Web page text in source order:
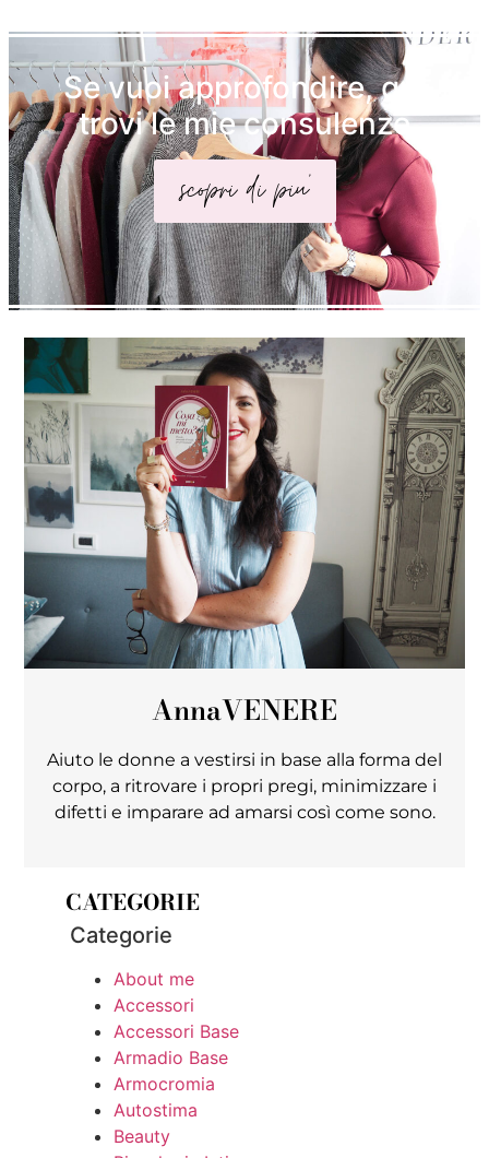
Se vuoi approfondire, qui
trovi le mie consulenze
scopri di piu'
AnnaVENERE
Aiuto le donne a vestirsi in base alla forma del
corpo, a ritrovare i propri pregi, minimizzare i
difetti e imparare ad amarsi così come sono.
CATEGORIE
Categorie
About me
Accessori
Accessori Base
Armadio Base
Armocromia
Autostima
Beauty